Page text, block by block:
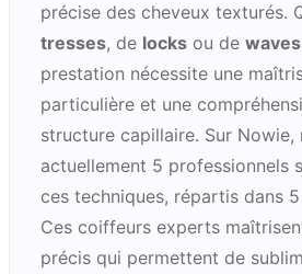
précise des cheveux texturés.
tresses, de locks ou de waves
prestation nécessite une
particulière et une
structure capillaire. Sur Nowie,
actuellement 5 professionnels
ces techniques, répartis dans
Ces coiffeurs experts
précis qui permettent de